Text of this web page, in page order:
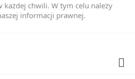
każdej chwili. W tym celu należy
informacji prawnej.
